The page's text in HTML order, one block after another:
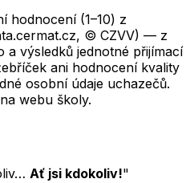
hodnocení (1–10) z
© CZVV) — z
a výsledků jednotné přijímací
ani hodnocení kvality
osobní údaje uchazečů.
webu školy.
Ať jsi kdokoliv!"